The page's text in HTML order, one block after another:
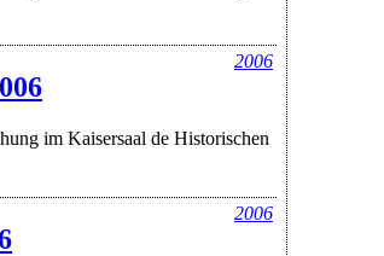
2006
im Kaisersaal de Historischen
2006